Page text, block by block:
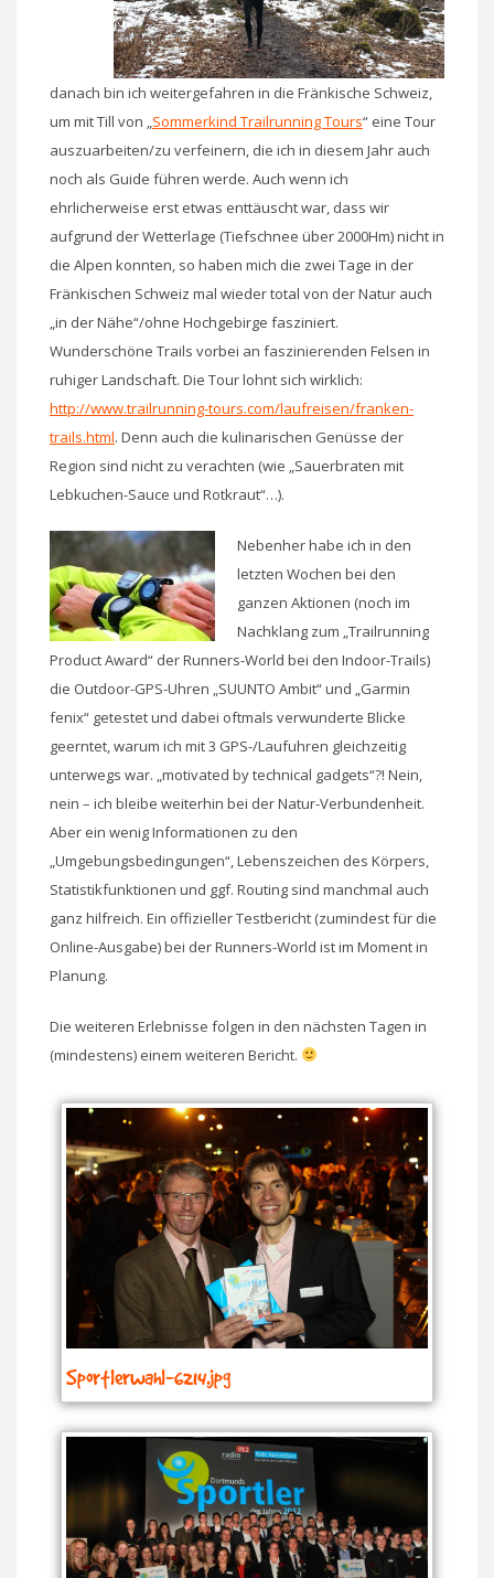
danach bin ich weitergefahren in die Fränkische Schweiz,
um mit Till von „ Sommerkind Trailrunning Tours“ eine Tour
auszuarbeiten/zu verfeinern, die ich in diesem Jahr auch
noch als Guide führen werde. Auch wenn ich
ehrlicherweise erst etwas enttäuscht war, dass wir
aufgrund der Wetterlage (Tiefschnee über 2000Hm) nicht in
die Alpen konnten, so haben mich die zwei Tage in der
Fränkischen Schweiz mal wieder total von der Natur auch
„in der Nähe“/ohne Hochgebirge fasziniert.
Wunderschöne Trails vorbei an faszinierenden Felsen in
ruhiger Landschaft. Die Tour lohnt sich wirklich:
http://www.trailrunning-tours.com/laufreisen/franken-
trails.html. Denn auch die kulinarischen Genüsse der
Region sind nicht zu verachten (wie „Sauerbraten mit
Lebkuchen-Sauce und Rotkraut“…).
Nebenher habe ich in den
letzten Wochen bei den
ganzen Aktionen (noch im
Nachklang zum „Trailrunning
Product Award“ der Runners-World bei den Indoor-Trails)
die Outdoor-GPS-Uhren „SUUNTO Ambit“ und „Garmin
fenix“ getestet und dabei oftmals verwunderte Blicke
geerntet, warum ich mit 3 GPS-/Laufuhren gleichzeitig
unterwegs war. „motivated by technical gadgets“?! Nein,
nein – ich bleibe weiterhin bei der Natur-Verbundenheit.
Aber ein wenig Informationen zu den
„Umgebungsbedingungen“, Lebenszeichen des Körpers,
Statistikfunktionen und ggf. Routing sind manchmal auch
ganz hilfreich. Ein offizieller Testbericht (zumindest für die
Online-Ausgabe) bei der Runners-World ist im Moment in
Planung.
Die weiteren Erlebnisse folgen in den nächsten Tagen in
(mindestens) einem weiteren Bericht.
Sportlerwahl-6214.jpg